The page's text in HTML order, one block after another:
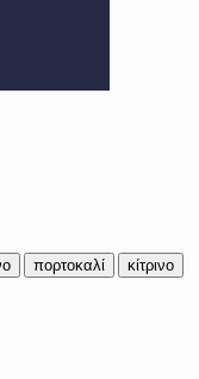
πορτοκαλί
κίτρινο